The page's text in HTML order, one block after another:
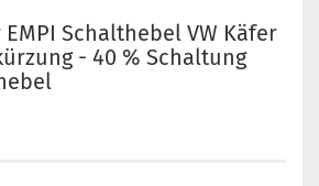
Schalthebel VW Käfer
- 40 % Schaltung